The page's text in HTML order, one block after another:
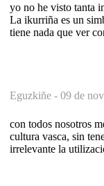
yo no he visto tanta
La ikurriña es un
tiene nada que ver
Eguzkiñe - 09 de
con todos nosotros
cultura vasca, sin
irrelevante la